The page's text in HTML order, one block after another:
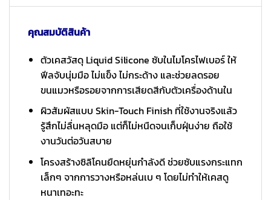
คุณสมบัติสินค้า
ตัวเคสวัสดุ Liquid Silicone ซับในไมโครไฟเบอร์ ให้
ฟีลจับนุ่มมือ ไม่แข็ง ไม่กระด้าง และช่วยลดรอย
ขนแมวหรือรอยจากการเสียดสีกับตัวเครื่องด้านใน
ผิวสัมผัสแบบ Skin-Touch Finish ที่ใช้งานจริงแล้ว
รู้สึกไม่ลื่นหลุดมือ แต่ก็ไม่หนืดจนเก็บฝุ่นง่าย ถือใช้
งานวันต่อวันสบาย
โครงสร้างซิลิโคนยืดหยุ่นกำลังดี ช่วยซับแรงกระแทก
เล็กๆ จากการวางหรือหล่นเบ ๆ โดยไม่ทำให้เคสดู
หนาเทอะทะ